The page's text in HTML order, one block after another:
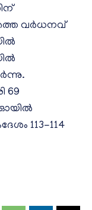
വർധനവ്
69
113-114